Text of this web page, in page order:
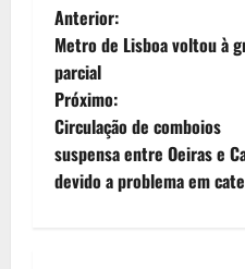
N
a
v
e
Anterior:
Metro de Lisboa voltou à
parcial
Próximo:
Circulação de comboios
suspensa entre Oeiras e
devido a problema em